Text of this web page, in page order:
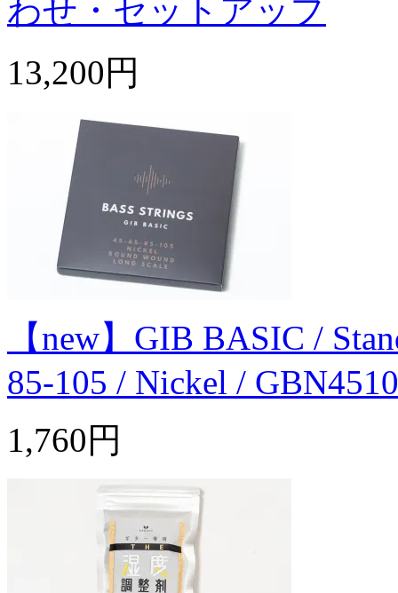
わせ・セットアップ
13,200円
【new】GIB BASIC /
85-105 / Nickel /
1,760円